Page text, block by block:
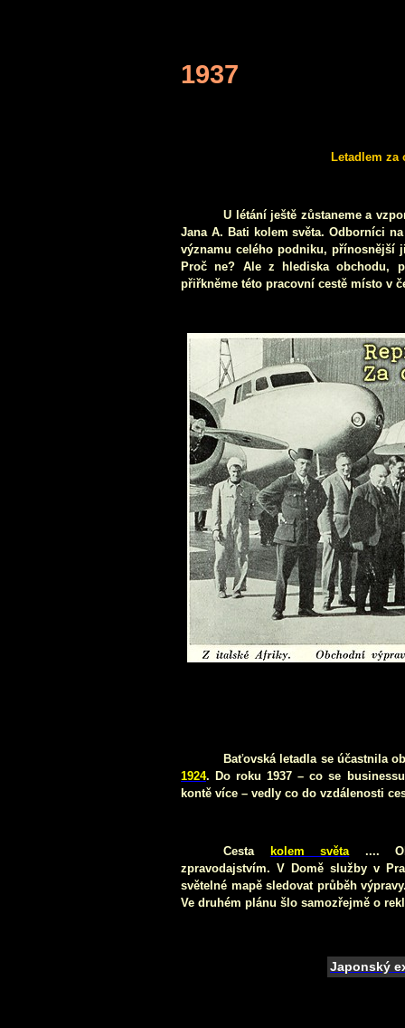
1937
Letadlem za
U létání ještě zůstaneme a
Jana A. Bati kolem světa. Odborníci
významu celého podniku, přínosnější
Proč ne? Ale z hlediska obchodu,
přiřkněme této pracovní cestě místo v
Baťovská letadla se účastnila
1924. Do roku 1937 – co se
kontě více – vedly co do vzdálenosti
Cesta kolem světa ....
zpravodajstvím. V Domě služby v
světelné mapě sledovat průběh
Ve druhém plánu šlo samozřejmě o
Japonský